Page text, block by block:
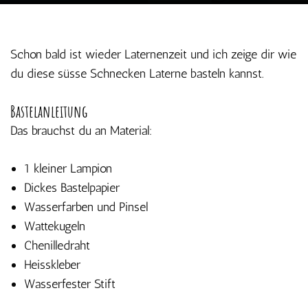
Laterne
Schon bald ist wieder Laternenzeit und ich zeige dir wie
du diese süsse Schnecken Laterne basteln kannst.
Bastelanleitung
Das brauchst du an Material:
1 kleiner Lampion
Dickes Bastelpapier
Wasserfarben und Pinsel
Wattekugeln
Chenilledraht
Heisskleber
Wasserfester Stift